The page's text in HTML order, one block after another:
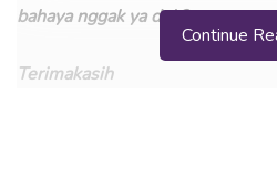
bahaya nggak ya dok?
Terimakasih
Continue